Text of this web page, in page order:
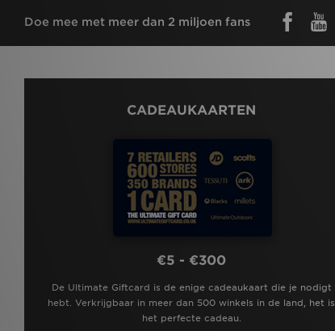
Doe mee met meer dan 2 miljoen fans
CADEAUKAARTEN
€5 - €300
De Ultimate Giftcard is de enige cadeaukaart die je nodigt
hebt. Verkrijgbaar in meer dan 500 winkels in de land, het is
het perfecte cadeau.